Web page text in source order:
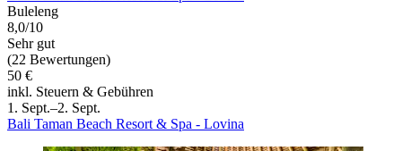
Buleleng
8,0/10
Sehr gut
(22 Bewertungen)
50 €
inkl. Steuern & Gebühren
1. Sept.–2. Sept.
Bali Taman Beach Resort & Spa - Lovina